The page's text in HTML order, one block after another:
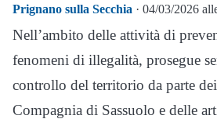
Prignano sulla Secchia · 04/03/2026
Nell’ambito delle attività di
fenomeni di illegalità, prosegue
controllo del territorio da parte
Compagnia di Sassuolo e delle